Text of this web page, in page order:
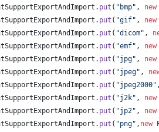
. put ( "bmp" , new
. put ( "gif" , new
. put ( "dicom" ,
. put ( "emf" , new
. put ( "jpg" , new
. put ( "jpeg" ,
. put ( "jpeg2000"
. put ( "j2k" , new
. put ( "jp2" , new
. put ( "png" , new